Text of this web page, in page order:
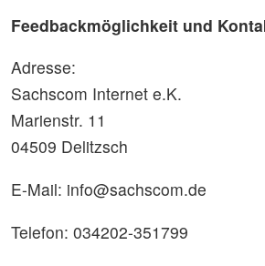
Feedbackmöglichkeit und
Adresse:
Sachscom Internet e.K.
Marienstr. 11
04509 Delitzsch
E-Mail: info@sachscom.de
Telefon: 034202-351799